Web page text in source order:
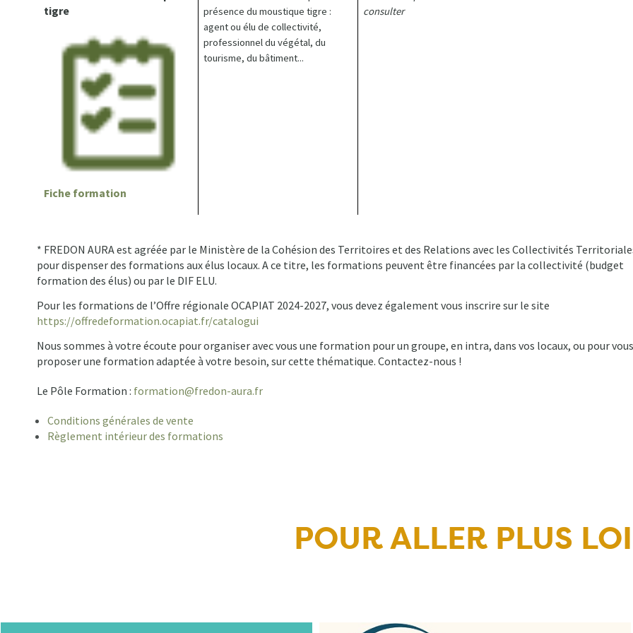
tigre
Fiche formation
présence du moustique tigre :
agent ou élu de collectivité,
professionnel du végétal, du
tourisme, du bâtiment...
consulter
* FREDON AURA est agréée par le Ministère de la Cohésion des Territoires et des Relations avec les Collectivités
pour dispenser des formations aux élus locaux. A ce titre, les formations peuvent être financées par la collectivité (budget
formation des élus) ou par le DIF ELU.
Pour les formations de l’Offre régionale OCAPIAT 2024-2027, vous devez également vous inscrire sur le site
https://offredeformation.ocapiat.fr/catalogui
Nous sommes à votre écoute pour organiser avec vous une formation pour un groupe, en intra, dans vos locaux, ou pour vous
proposer une formation adaptée à votre besoin, sur cette thématique. Contactez-nous !
Le Pôle Formation : formation@fredon-aura.fr
Conditions générales de vente
Règlement intérieur des formations
POUR ALLER PLUS